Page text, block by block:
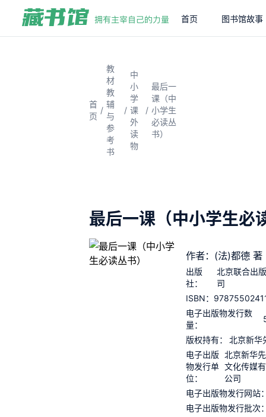
首页 图书馆故事
首
页
/
教
材
教
辅
与
参
考
书
/
中
小
学
课
外
读
物
/
最后一
课（中
小学生
必读丛
书）
最后一课（中小学生必
作者：(法)都德 著
出版
社：
北京联合出
司
ISBN：
电子出版物发行数
量：
版权持有：
北京新华
电子出版
物发行单
位：
北京新华
文化传媒
公司
电子出版物发行网站
电子出版物发行批次